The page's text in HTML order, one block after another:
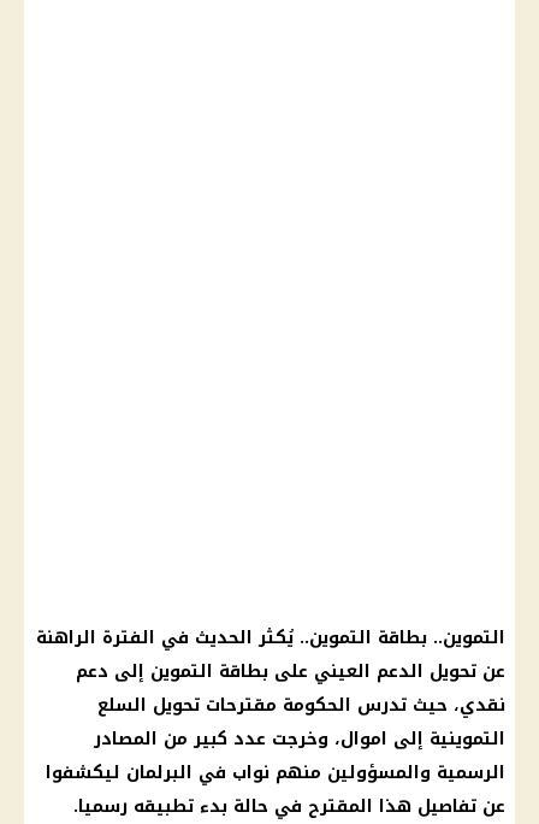
التموين.. بطاقة التموين.. يُكثر الحديث في الفترة الراهنة
عن تحويل الدعم العيني على بطاقة التموين إلى دعم
نقدي، حيث تدرس الحكومة مقترحات تحويل السلع
التموينية إلى اموال، وخرجت عدد كبير من المصادر
الرسمية والمسؤولين منهم نواب في البرلمان ليكشفوا
عن تفاصيل هذا المقترح في حالة بدء تطبيقه رسميا.